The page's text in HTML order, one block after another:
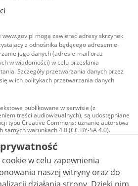
mogą zawierać adresy skrzynek
z odnośnika będącego adresem e-
jego danych (adres e-mail oraz
w wiadomości) w celu przesłania
Szczegóły przetwarzania danych przez
w ich politykach przetwarzania danych
publikowane w serwisie (z
treści audiowizualnych), są udostępniane
typu Creative Commons: uznanie autorstwa
samych warunkach 4.0 (CC BY-SA 4.0).
audiowizualne, w tym zdjęcia, materiały
są udostępniane na licencji typu
Commons: uznanie autorstwa użycie
- bez utworów zależnych 4.0 (CC BY-
o ile nie jest to stwierdzone inaczej.
w celu zapewnienia
naszej witryny oraz do